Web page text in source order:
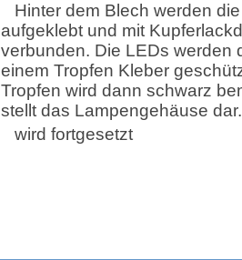
Hinter dem Blech werden
aufgeklebt und mit
verbunden. Die LEDs werden
einem Tropfen Kleber
Tropfen wird dann schwarz
stellt das Lampengehäuse dar.
wird fortgesetzt